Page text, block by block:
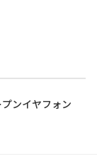
ンイヤフォン